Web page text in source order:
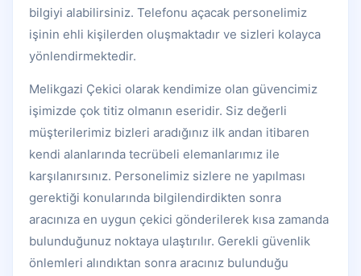
bilgiyi alabilirsiniz. Telefonu açacak personelimiz
işinin ehli kişilerden oluşmaktadır ve sizleri kolayca
yönlendirmektedir.
Melikgazi Çekici olarak kendimize olan güvencimiz
işimizde çok titiz olmanın eseridir. Siz değerli
müşterilerimiz bizleri aradığınız ilk andan itibaren
kendi alanlarında tecrübeli elemanlarımız ile
karşılanırsınız. Personelimiz sizlere ne yapılması
gerektiği konularında bilgilendirdikten sonra
aracınıza en uygun çekici gönderilerek kısa zamanda
bulunduğunuz noktaya ulaştırılır. Gerekli güvenlik
önlemleri alındıktan sonra aracınız bulunduğu